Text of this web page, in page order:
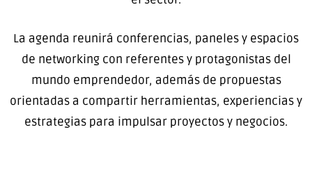
La agenda reunirá conferencias, paneles y espacios
de networking con referentes y protagonistas del
mundo emprendedor, además de propuestas
orientadas a compartir herramientas, experiencias y
estrategias para impulsar proyectos y negocios.